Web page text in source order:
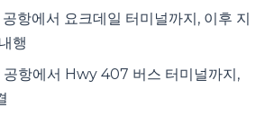
공항에서 요크데일 터미널까지, 이후 지
행
공항에서 Hwy 407 버스 터미널까지,